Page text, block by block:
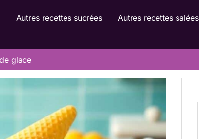
Autres recettes sucrées Autres recettes salées
glace